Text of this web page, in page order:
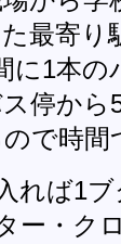
最寄り
に1本
停か
で時間
れば1
ー・ク